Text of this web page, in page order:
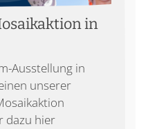
in
Ausstellung in
unserer
dazu hier